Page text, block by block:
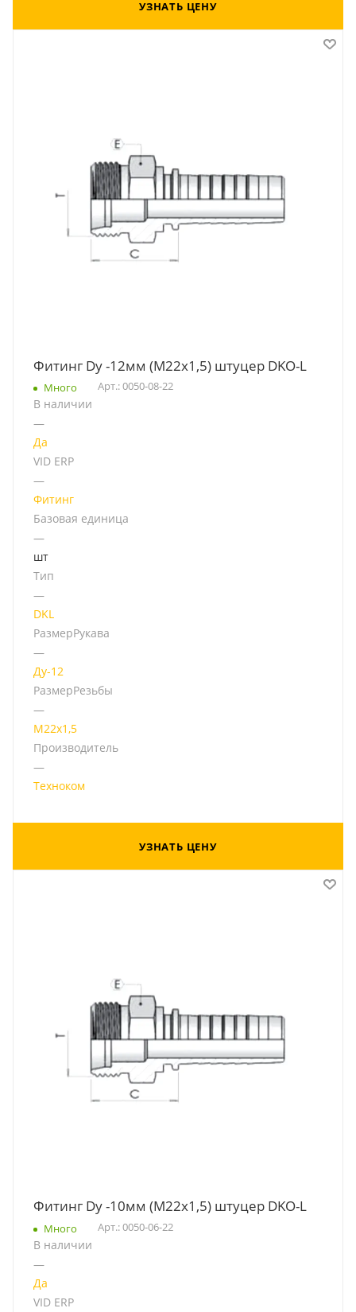
УЗНАТЬ ЦЕНУ
Фитинг Dу -12мм (М22х1,5) штуцер DKO-L
Много Арт.: 0050-08-22
В наличии
—
Да
VID ERP
—
Фитинг
Базовая единица
—
шт
Тип
—
DKL
РазмерРукава
—
Ду-12
РазмерРезьбы
—
М22х1,5
Производитель
—
Техноком
УЗНАТЬ ЦЕНУ
Фитинг Dу -10мм (М22х1,5) штуцер DKO-L
Много Арт.: 0050-06-22
В наличии
—
Да
VID ERP